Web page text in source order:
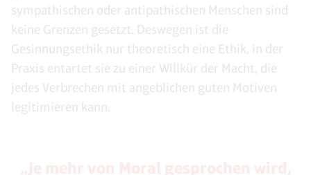
sympathischen oder antipathischen Menschen sind
keine Grenzen gesetzt. Deswegen ist die
Gesinnungsethik nur theoretisch eine Ethik, in der
Praxis entartet sie zu einer Willkür der Macht, die
jedes Verbrechen mit angeblichen guten Motiven
legitimieren kann.